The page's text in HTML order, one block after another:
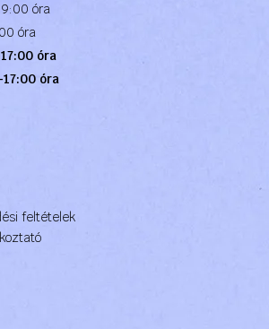
óra
óra
óra
óra
feltételek